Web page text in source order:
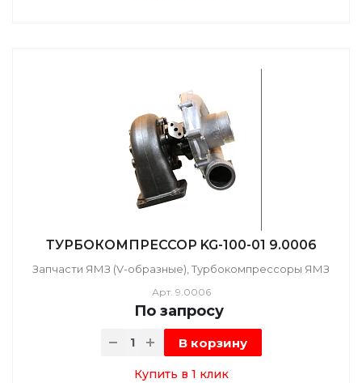
ТУРБОКОМПРЕССОР KG-100-01 9.0006
Запчасти ЯМЗ (V-образные), Турбокомпрессоры ЯМЗ
Арт. 9.0006
По запросу
В корзину
Купить в 1 клик